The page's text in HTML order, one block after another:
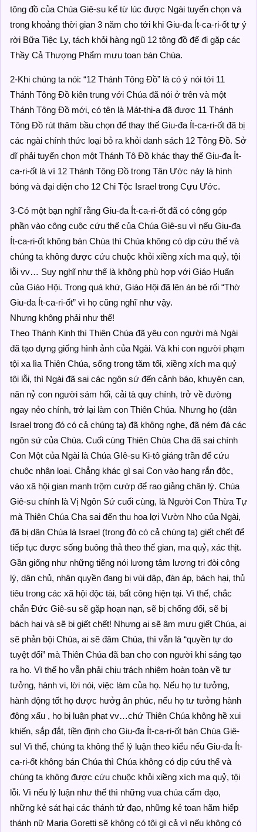
tông đồ của Chúa Giê-su kể từ lúc được Ngài tuyển chọn và
trong khoảng thời gian 3 năm cho tới khi Giu-đa Ít-ca-ri-ốt tự ý
rời Bữa Tiệc Ly, tách khỏi hàng ngũ 12 tông đồ để đi gặp các
Thầy Cả Thượng Phẩm mưu toan bán Chúa.
2-Khi chúng ta nói: “12 Thánh Tông Đồ” là có ý nói tới 11
Thánh Tông Đồ kiên trung với Chúa đã nói ở trên và một
Thánh Tông Đồ mới, có tên là Mát-thi-a đã được 11 Thánh
Tông Đồ rút thăm bầu chọn để thay thế Giu-đa Ít-ca-ri-ốt đã bị
các ngài chính thức loại bỏ ra khỏi danh sách 12 Tông Đồ. Sở
dĩ phải tuyển chọn một Thánh Tô Đồ khác thay thế Giu-đa Ít-
ca-ri-ốt là vì 12 Thánh Tông Đồ trong Tân Ước này là hình
bóng và đại diện cho 12 Chi Tộc Israel trong Cựu Ước.
3-Có một bạn nghĩ rằng Giu-đa Ít-ca-ri-ốt đã có công góp
phần vào công cuộc cứu thế của Chúa Giê-su vì nếu Giu-đa
Ít-ca-ri-ốt không bán Chúa thì Chúa không có dịp cứu thế và
chúng ta không được cứu chuộc khỏi xiềng xích ma quỷ, tội
lỗi vv… Suy nghĩ như thế là không phù hợp với Giáo Huấn
của Giáo Hội. Trong quá khứ, Giáo Hội đã lên án bè rối “Thờ
Giu-đa Ít-ca-ri-ốt” vì họ cũng nghĩ như vậy.
Nhưng không phải như thế!
Theo Thánh Kinh thì Thiên Chúa đã yêu con người mà Ngài
đã tạo dựng giống hình ảnh của Ngài. Và khi con người phạm
tội xa lìa Thiên Chúa, sống trong tăm tối, xiềng xích ma quỷ
tội lỗi, thì Ngài đã sai các ngôn sứ đến cảnh báo, khuyên can,
năn nỷ con người sám hối, cải tà quy chính, trở về đường
ngay nẻo chính, trở lại làm con Thiên Chúa. Nhưng họ (dân
Israel trong đó có cả chúng ta) đã không nghe, đã ném đá các
ngôn sứ của Chúa. Cuối cùng Thiên Chúa Cha đã sai chính
Con Một của Ngài là Chúa GIê-su Ki-tô giáng trần để cứu
chuộc nhân loại. Chẳng khác gì sai Con vào hang rắn độc,
vào xã hội gian manh trộm cướp để rao giảng chân lý. Chúa
Giê-su chính là Vị Ngôn Sứ cuối cùng, là Người Con Thừa Tự
mà Thiên Chúa Cha sai đến thu hoa lợi Vườn Nho của Ngài,
đã bị dân Chúa là Israel (trong đó có cả chúng ta) giết chết để
tiếp tục được sống buông thả theo thế gian, ma quỷ, xác thịt.
Gần giống như những tiếng nói lương tâm lương tri đòi công
lý, dân chủ, nhân quyền đang bị vùi dập, đàn áp, bách hại, thủ
tiêu trong các xã hội độc tài, bất công hiện tại. Vì thế, chắc
chắn Đức Giê-su sẽ gặp hoạn nạn, sẽ bị chống đối, sẽ bị
bách hại và sẽ bi giết chết! Nhưng ai sẽ âm mưu giết Chúa, ai
sẽ phản bội Chúa, ai sẽ đâm Chúa, thì vẫn là “quyền tự do
tuyệt đối” mà Thiên Chúa đã ban cho con người khi sáng tạo
ra họ. Vì thế họ vẫn phải chịu trách nhiệm hoàn toàn về tư
tưởng, hành vi, lời nói, việc làm của họ. Nếu họ tư tưởng,
hành động tốt họ được hưởg ân phúc, nếu họ tư tưởng hành
động xấu , họ bị luận phạt vv…chứ Thiên Chúa không hề xui
khiến, sắp đắt, tiền định cho Giu-đa Ít-ca-ri-ốt bán Chúa Giê-
su! Vì thế, chúng ta không thể lý luận theo kiểu nếu Giu-đa Ít-
ca-ri-ốt không bán Chúa thì Chúa không có dịp cứu thế và
chúng ta không được cứu chuộc khỏi xiềng xích ma quỷ, tội
lỗi. Vì nếu lý luận như thế thì những vua chúa cấm đạo,
những kẻ sát hại các thánh tử đạo, những kẻ toan hãm hiếp
thánh nữ Maria Goretti sẽ không có tội gì cả vì nếu không có